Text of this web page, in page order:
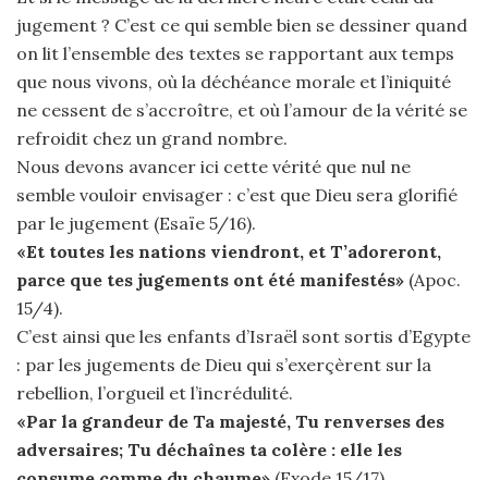
jugement ? C’est ce qui semble bien se dessiner quand
on lit l’ensemble des textes se rapportant aux temps
que nous vivons, où la déchéance morale et l’iniquité
ne cessent de s’accroître, et où l’amour de la vérité se
refroidit chez un grand nombre.
Nous devons avancer ici cette vérité que nul ne
semble vouloir envisager : c’est que Dieu sera glorifié
par le jugement (Esaïe 5/16).
«Et toutes les nations viendront, et T’adoreront,
parce que tes jugements ont été manifestés» (Apoc.
15/4).
C’est ainsi que les enfants d’Israël sont sortis d’Egypte
: par les jugements de Dieu qui s’exerçèrent sur la
rebellion, l’orgueil et l’incrédulité.
«Par la grandeur de Ta majesté, Tu renverses des
adversaires; Tu déchaînes ta colère : elle les